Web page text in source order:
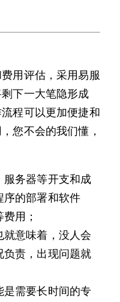
用评估，采用易服
下一大笔隐形成
程可以更加便捷和
您不会的我们懂，
务器等开支和成
序的部署和软件
用；
意味着，没人会
责，出现问题就
是需要长时间的专